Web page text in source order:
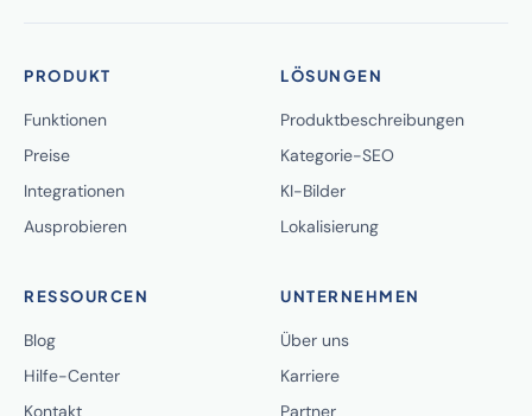
PRODUKT
Funktionen
Preise
Integrationen
Ausprobieren
LÖSUNGEN
Produktbeschreibungen
Kategorie-SEO
KI-Bilder
Lokalisierung
RESSOURCEN
Blog
Hilfe-Center
Kontakt
UNTERNEHMEN
Über uns
Karriere
Partner